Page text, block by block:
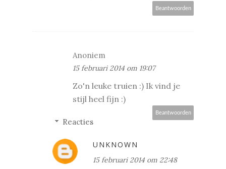
Beantwoorden
Anoniem
15 februari 2014 om 19:07
Zo'n leuke truien :) Ik vind je
stijl heel fijn :)
Beantwoorden
Reacties
UNKNOWN
15 februari 2014 om 22:48